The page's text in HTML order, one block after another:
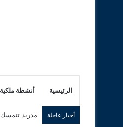
الرئيسية أنشطة ملكية
أخبار عاجلة لقاء الملك